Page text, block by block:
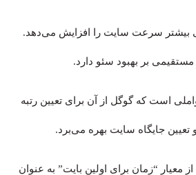
بیشتر سرعت سایت را افزایش می‌دهد.
بر بهبود سئو دارد.
است که گوگل از آن برای تعیین رتبه
جایگاه سایت بهره می‌برد.
معیار “زمان برای اولین بایت” به عنوان